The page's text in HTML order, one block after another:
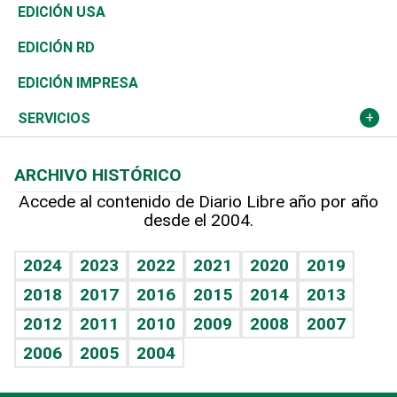
Reportajes
África
Ocenanía
Caribe
Resto del mundo
Vivienda
Telecom.
Global y variable
Economía personal
Buena Vida
Sociales
Novedades
Podcast Arte Libre
Hablando con el pediatra
Vida y familia
Eñe
Celebrando la vida
Sin complejos
Ciclismo
Tenis
Olimpismo
Más deportes
Línea de hit
TBT Deportivo
En Directo
El Espía
Noticiero Poteleche
Columnistas
Tecnología
Historia
Martes de tecnología
Cambio climático
Economía
Revista
Deportes
Opinión
Hecho en casa
Guía del dinero
EDICIÓN USA
EDICIÓN RD
EDICIÓN IMPRESA
SERVICIOS
Cumpleaños
Horóscopos
Crucigramas
ARCHIVO HISTÓRICO
Accede al contenido de Diario Libre año por año
desde el 2004.
2024 2023 2022 2021 2020
2019
2018
2017 2016 2015 2014
2013
2012
2011 2010 2009 2008
2007
2006
2005 2004